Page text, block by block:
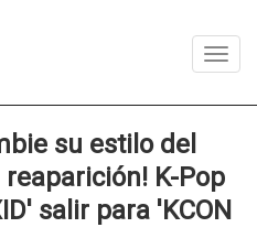
su estilo del
K-Pop
salir para 'KCON